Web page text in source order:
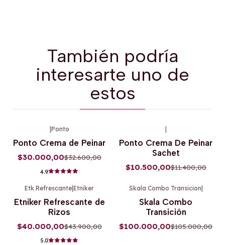
También podría
interesarte uno de
estos
Ponto
Ponto Crema de Peinar
$30.000,00$32.600,00
4.9
Ponto Crema De Peinar
Sachet
$10.500,00$11.400,00
Etk Refrescante|Etniker
Etniker Refrescante de
Rizos
$40.000,00$43.900,00
5.0
Skala Combo Transicion|
Skala Combo
Transición
$100.000,00$105.000,00